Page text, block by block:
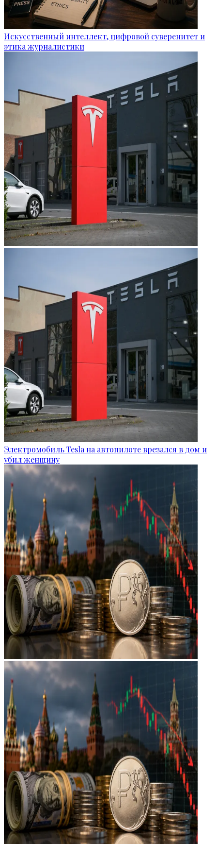
Искусственный интеллект, цифровой суверенитет и
этика журналистики
Электромобиль Tesla на автопилоте врезался в дом и
убил женщину